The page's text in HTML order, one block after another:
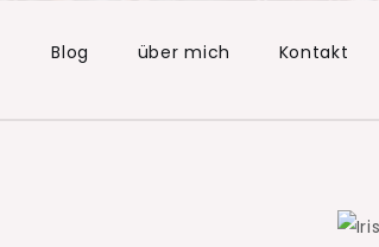
Blog über mich Kontakt